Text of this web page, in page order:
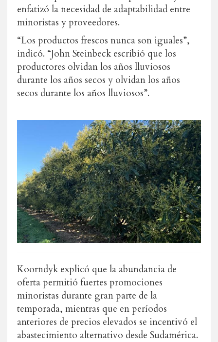
enfatizó la necesidad de adaptabilidad entre
minoristas y proveedores.
“Los productos frescos nunca son iguales”,
indicó. “John Steinbeck escribió que los
productores olvidan los años lluviosos
durante los años secos y olvidan los años
secos durante los años lluviosos”.
Koorndyk explicó que la abundancia de
oferta permitió fuertes promociones
minoristas durante gran parte de la
temporada, mientras que en períodos
anteriores de precios elevados se incentivó el
abastecimiento alternativo desde Sudamérica.